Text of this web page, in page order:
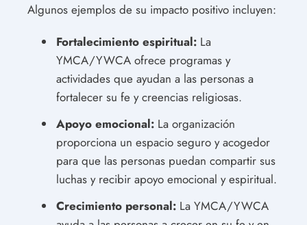
Algunos ejemplos de su impacto positivo incluyen:
Fortalecimiento espiritual: La
YMCA/YWCA ofrece programas y
actividades que ayudan a las personas a
fortalecer su fe y creencias religiosas.
Apoyo emocional: La organización
proporciona un espacio seguro y acogedor
para que las personas puedan compartir sus
luchas y recibir apoyo emocional y espiritual.
Crecimiento personal: La YMCA/YWCA